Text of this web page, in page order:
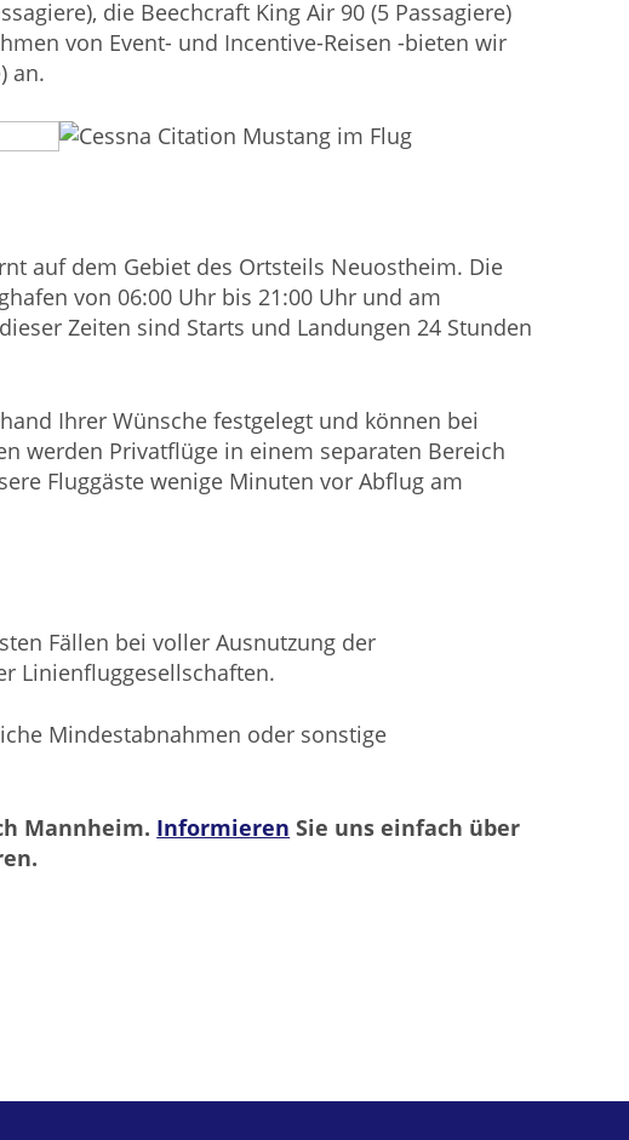
die Beechcraft King Air 90 (5 Passagiere)
von Event- und Incentive-Reisen -bieten wir
an.
auf dem Gebiet des Ortsteils Neuostheim. Die
von 06:00 Uhr bis 21:00 Uhr und am
Zeiten sind Starts und Landungen 24 Stunden
Ihrer Wünsche festgelegt und können bei
werden Privatflüge in einem separaten Bereich
Fluggäste wenige Minuten vor Abflug am
Fällen bei voller Ausnutzung der
Linienfluggesellschaften.
Mindestabnahmen oder sonstige
Mannheim. Informieren Sie uns einfach über